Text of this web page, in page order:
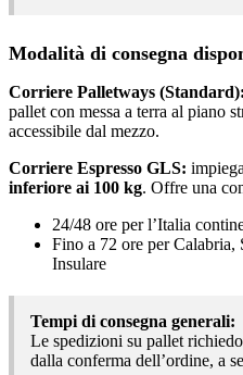
Modalità di consegna
Corriere Palletways (Standard):
pallet con messa a terra al piano
accessibile dal mezzo.
Corriere Espresso GLS:
inferiore ai 100 kg. Offre una
24/48 ore per l’Italia
Fino a 72 ore per Calabria,
Insulare
Tempi di consegna generali:
Le spedizioni su pallet
dalla conferma dell’ordine, a